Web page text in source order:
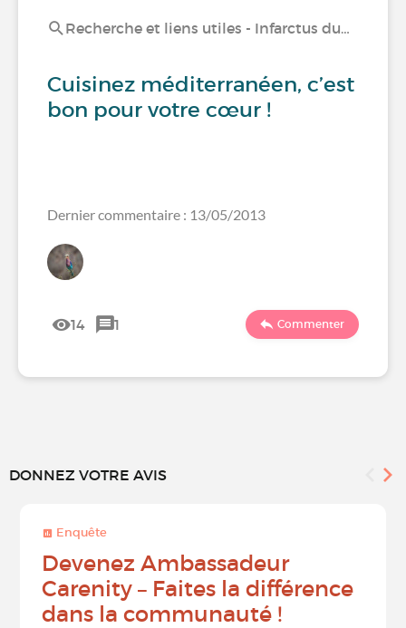
Recherche et liens utiles - Infarctus du…
Cuisinez méditerranéen, c’est
bon pour votre cœur !
Dernier commentaire : 13/05/2013
14 1 Commenter
DONNEZ VOTRE AVIS
Enquête
Devenez Ambassadeur
Carenity – Faites la différence
dans la communauté !